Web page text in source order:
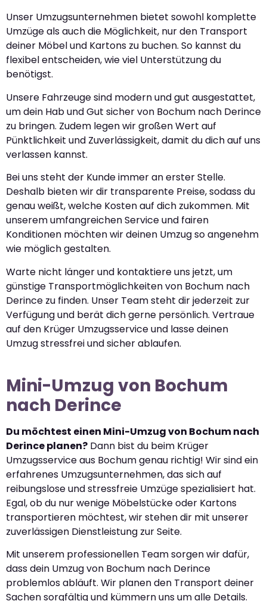
Unser Umzugsunternehmen bietet sowohl komplette
Umzüge als auch die Möglichkeit, nur den Transport
deiner Möbel und Kartons zu buchen. So kannst du
flexibel entscheiden, wie viel Unterstützung du
benötigst.
Unsere Fahrzeuge sind modern und gut ausgestattet,
um dein Hab und Gut sicher von Bochum nach Derince
zu bringen. Zudem legen wir großen Wert auf
Pünktlichkeit und Zuverlässigkeit, damit du dich auf uns
verlassen kannst.
Bei uns steht der Kunde immer an erster Stelle.
Deshalb bieten wir dir transparente Preise, sodass du
genau weißt, welche Kosten auf dich zukommen. Mit
unserem umfangreichen Service und fairen
Konditionen möchten wir deinen Umzug so angenehm
wie möglich gestalten.
Warte nicht länger und kontaktiere uns jetzt, um
günstige Transportmöglichkeiten von Bochum nach
Derince zu finden. Unser Team steht dir jederzeit zur
Verfügung und berät dich gerne persönlich. Vertraue
auf den Krüger Umzugsservice und lasse deinen
Umzug stressfrei und sicher ablaufen.
Mini-Umzug von Bochum
nach Derince
Du möchtest einen Mini-Umzug von Bochum nach
Derince planen? Dann bist du beim Krüger
Umzugsservice aus Bochum genau richtig! Wir sind ein
erfahrenes Umzugsunternehmen, das sich auf
reibungslose und stressfreie Umzüge spezialisiert hat.
Egal, ob du nur wenige Möbelstücke oder Kartons
transportieren möchtest, wir stehen dir mit unserer
zuverlässigen Dienstleistung zur Seite.
Mit unserem professionellen Team sorgen wir dafür,
dass dein Umzug von Bochum nach Derince
problemlos abläuft. Wir planen den Transport deiner
Sachen sorgfältig und kümmern uns um alle Details.